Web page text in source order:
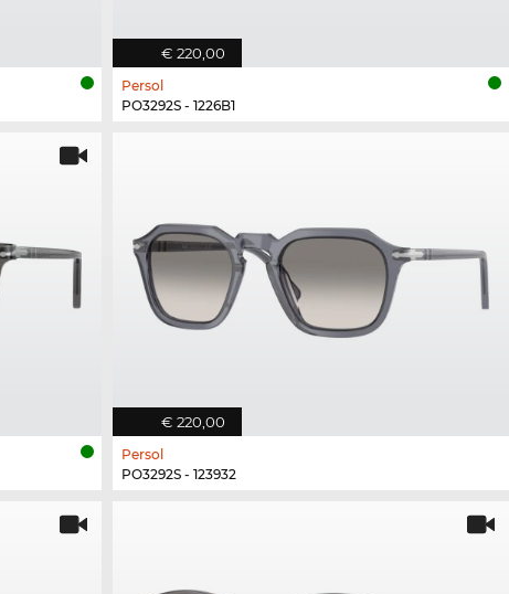
€ 220,00
Persol
PO3292S - 1226B1
€ 220,00
Persol
PO3292S - 123932